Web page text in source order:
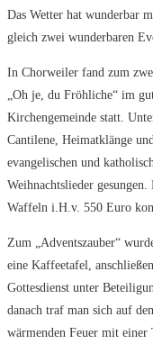
Das Wetter hat wunderbar
gleich zwei wunderbaren
In Chorweiler fand zum
„Oh je, du Fröhliche“ im
Kirchengemeinde statt.
Cantilene, Heimatklänge
evangelischen und
Weihnachtslieder
Waffeln i.H.v. 550 Euro
Zum „Adventszauber“
eine Kaffeetafel,
Gottesdienst unter
danach traf man sich auf
wärmenden Feuer mit einer